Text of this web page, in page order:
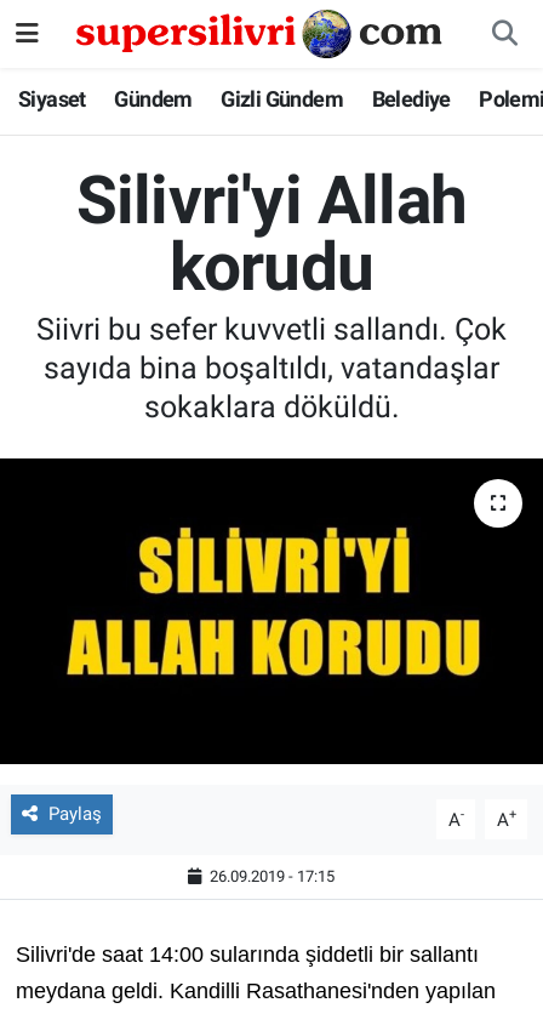
Siyaset Gündem Gizli Gündem Belediye
Silivri'yi Allah
korudu
Siivri bu sefer kuvvetli sallandı. Çok
sayıda bina boşaltıldı, vatandaşlar
sokaklara döküldü.
Paylaş A- A+
26.09.2019 - 17:15
Silivri'de saat 14:00 sularında şiddetli bir sallantı
meydana geldi. Kandilli Rasathanesi'nden yapılan
Siyaset
Gizli Gündem
Polemik
İstanbul Nöbetçi Eczaneler
İstanbul Namaz Vakitleri
İstanbul Trafik Yoğunluk Haritası
Süper Lig Puan Durumu ve Fikstür
Tüm Manşetler
Son Dakika Haberleri
Haber Arşivi